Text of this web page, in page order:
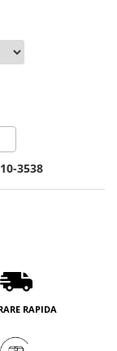
3538
RAPIDA